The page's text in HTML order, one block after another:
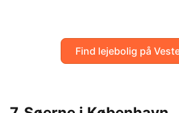
Find lejebolig på